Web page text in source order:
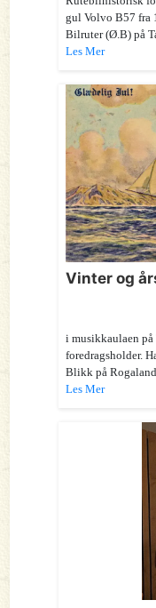
gul Volvo B57 fra
Bilruter (Ø.B) på
Les Mer
Vinter og
i musikkaulaen på
foredragsholder.
Blikk på
Les Mer